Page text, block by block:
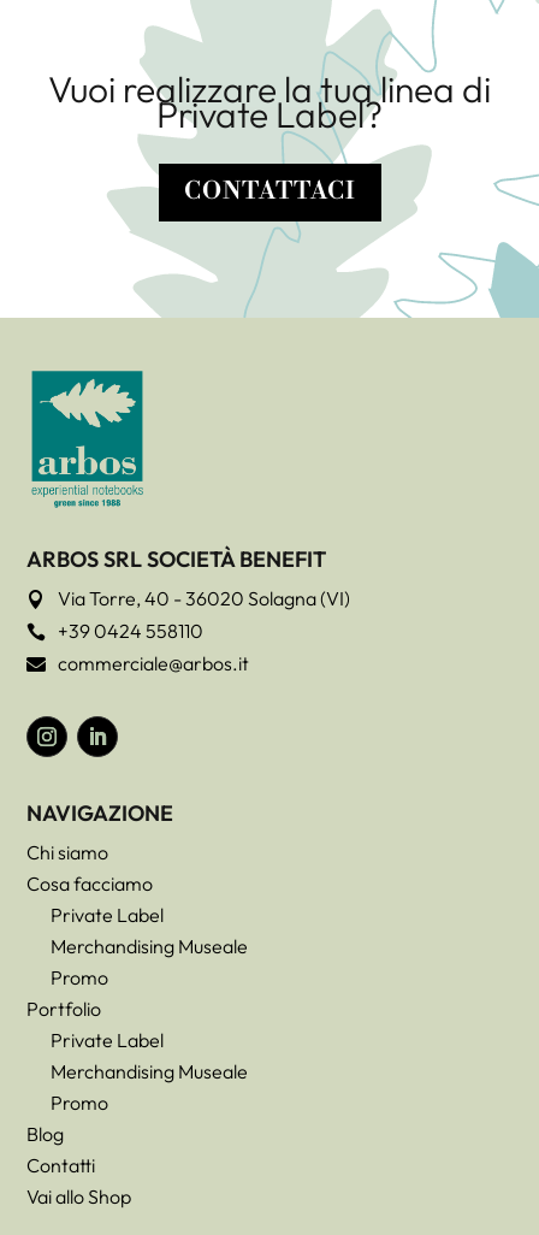
Vuoi realizzare la tua linea di
Private Label?
CONTATTACI
ARBOS SRL SOCIETÀ BENEFIT
 Via Torre, 40 - 36020 Solagna (VI)
 +39 0424 558110
 commerciale@arbos.it
NAVIGAZIONE
Chi siamo
Cosa facciamo
Private Label
Merchandising Museale
Promo
Portfolio
Private Label
Merchandising Museale
Promo
Blog
Contatti
Vai allo Shop